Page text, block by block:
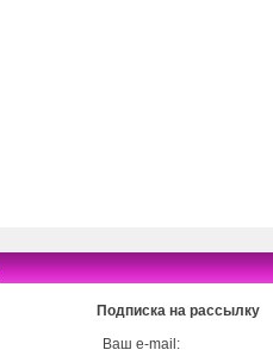
Подписка на рассылку
Ваш e-mail: